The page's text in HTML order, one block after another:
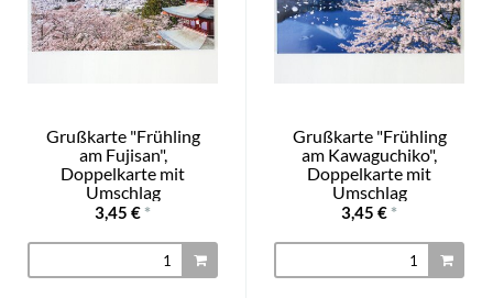
Grußkarte "Frühling
am Fujisan",
Doppelkarte mit
Umschlag
3,45 € *
Grußkarte "Frühling
am Kawaguchiko",
Doppelkarte mit
Umschlag
3,45 € *